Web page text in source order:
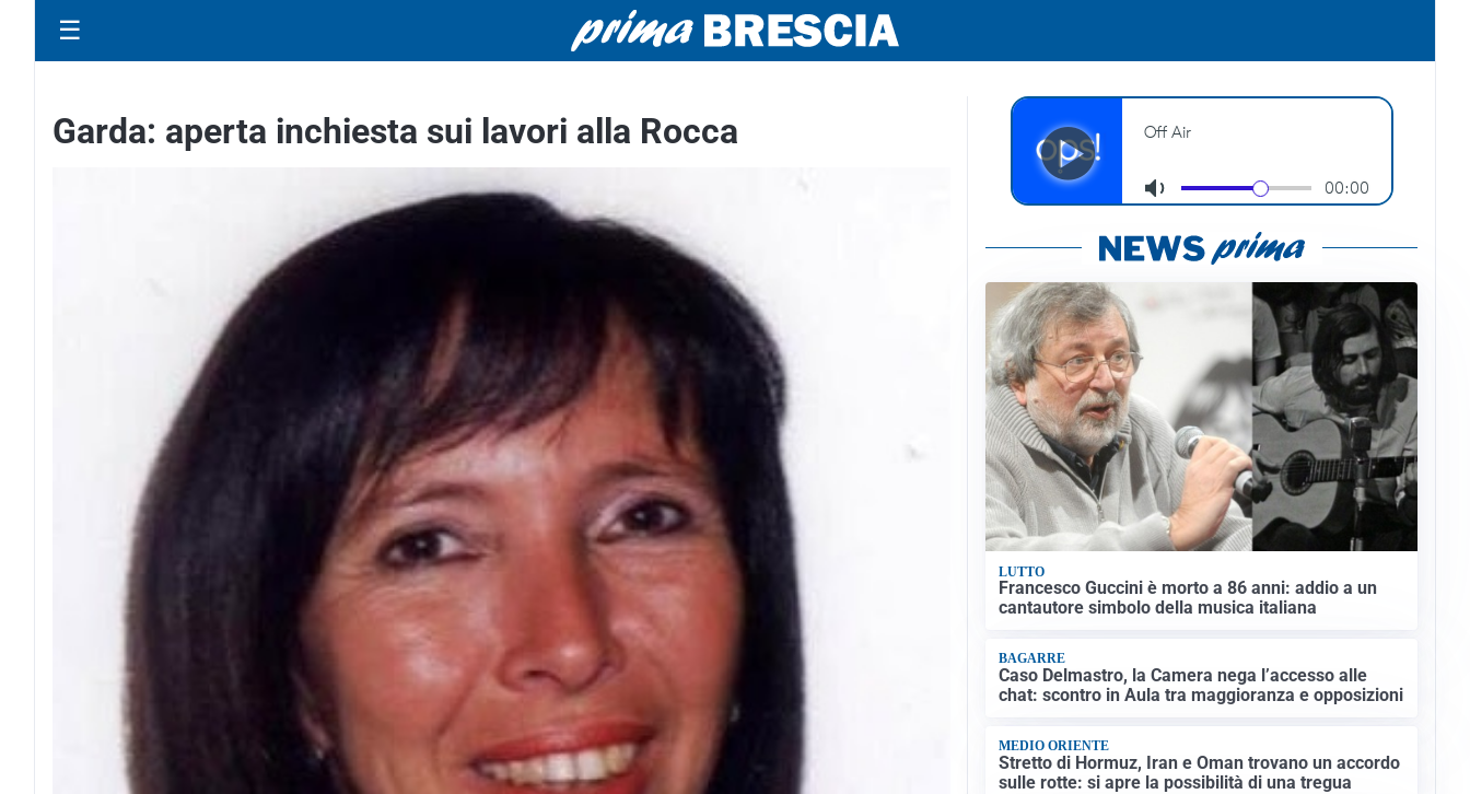
☰
Garda: aperta inchiesta sui lavori alla Rocca
LUTTO
Francesco Guccini è morto a 86 anni: addio a un
cantautore simbolo della musica italiana
BAGARRE
Caso Delmastro, la Camera nega l’accesso alle
chat: scontro in Aula tra maggioranza e opposizioni
MEDIO ORIENTE
Stretto di Hormuz, Iran e Oman trovano un accordo
sulle rotte: si apre la possibilità di una tregua